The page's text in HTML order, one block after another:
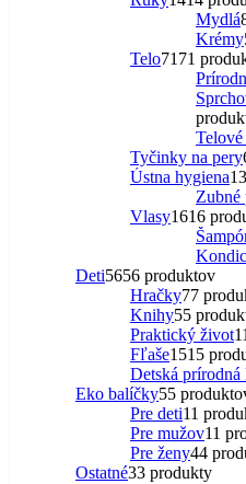
Mydlá
Krémy
Telo71 71
Tyčinky na pery
Ústna hygiena13
Zubné
Vlasy1616
Deti5656 produktov
Hračky77
Knihy55
Praktický život1
Fľaše1515
Detská prírodná
Eko balíčky55
Pre deti11
Pre mužov11
Pre ženy44
Ostatné33 produkty